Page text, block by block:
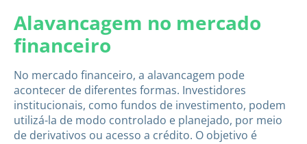
Alavancagem no mercado
financeiro
No mercado financeiro, a alavancagem pode
acontecer de diferentes formas. Investidores
institucionais, como fundos de investimento, podem
utilizá-la de modo controlado e planejado, por meio
de derivativos ou acesso a crédito. O objetivo é